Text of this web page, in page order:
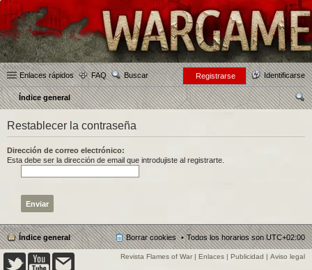
Enlaces rápidos FAQ Buscar Identificarse
Registrarse
Índice general
Restablecer la contraseña
Dirección de correo electrónico:
Esta debe ser la dirección de email que introdujiste al registrarte.
Índice general Todos los horarios sonUTC+02:00
Borrar cookies
Revista Flames of War | Enlaces | Publicidad | Aviso legal